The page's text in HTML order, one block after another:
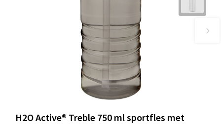
H2O Active® Treble 750 ml sportfles met